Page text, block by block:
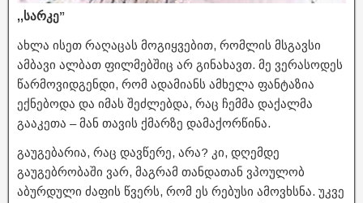
,,სარკე”
ახლა ისეთ რაღაცას მოგიყვებით, რომლის მსგავსი
ამბავი ალბათ ფილმებშიც არ გინახავთ. მე ვერასოდეს
წარმოვიდგენდი, რომ ადამიანს ამხელა ფანტაზია
ექნებოდა და იმას შეძლებდა, რაც ჩემმა დაქალმა
გააკეთა – მან თავის ქმარზე დამაქორწინა.
გაუგებარია, რაც დავწერე, არა? კი, დღემდე
გაუგებრობაში ვარ, მაგრამ თანდათან ვპოულობ
აბურდული ძაფის წვერს, რომ ეს რებუსი ამოვხსნა. უკვე